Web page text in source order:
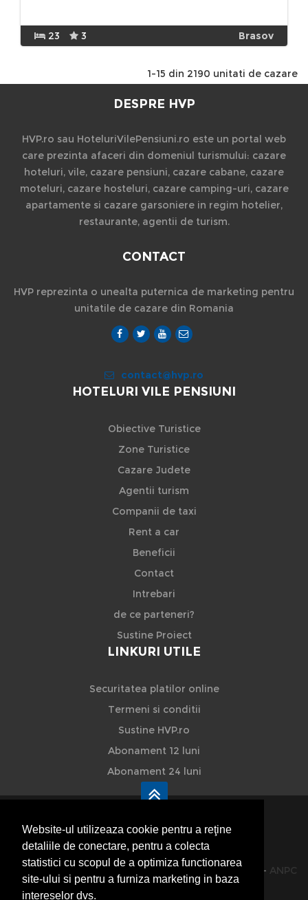
Website-ul utilizeaza cookie pentru a reţine
detaliile de conectare, pentru a colecta
statistici cu scopul de a optimiza functionarea
site-ului si pentru a furniza marketing in baza
intereselor dvs.
23 3 Brasov
1-15 din 2190 unitati de cazare
DESPRE HVP
HVP.ro sau HoteluriVilePensiuni.ro este un portal web
care prezinta afaceri din domeniul turismului: cazare
hoteluri, vile, cazare pensiuni, cazare cabane, cazare
moteluri, cazare hosteluri, cazare camping-uri, cazare
apartamente si cazare garsoniere in regim hotelier,
restaurante, agentii de turism.
CONTACT
HVP reprezinta o unealta puternica de marketing pentru
unitatile de cazare din Romania
contact@hvp.ro
HOTELURI VILE PENSIUNI
Obiective Turistice
Zone Turistice
Cazare Judete
Agentii turism
Companii de taxi
Rent a car
Beneficii
Contact
Intrebari
de ce parteneri?
Sustine Proiect
LINKURI UTILE
Securitatea platilor online
Termeni si conditii
Sustine HVP.ro
Abonament 12 luni
Abonament 24 luni
HVP - Hoteluri Vile Pensiuni
© 2014-2026 Powered byVilonMedia&TekaBility - ANPC
SOL